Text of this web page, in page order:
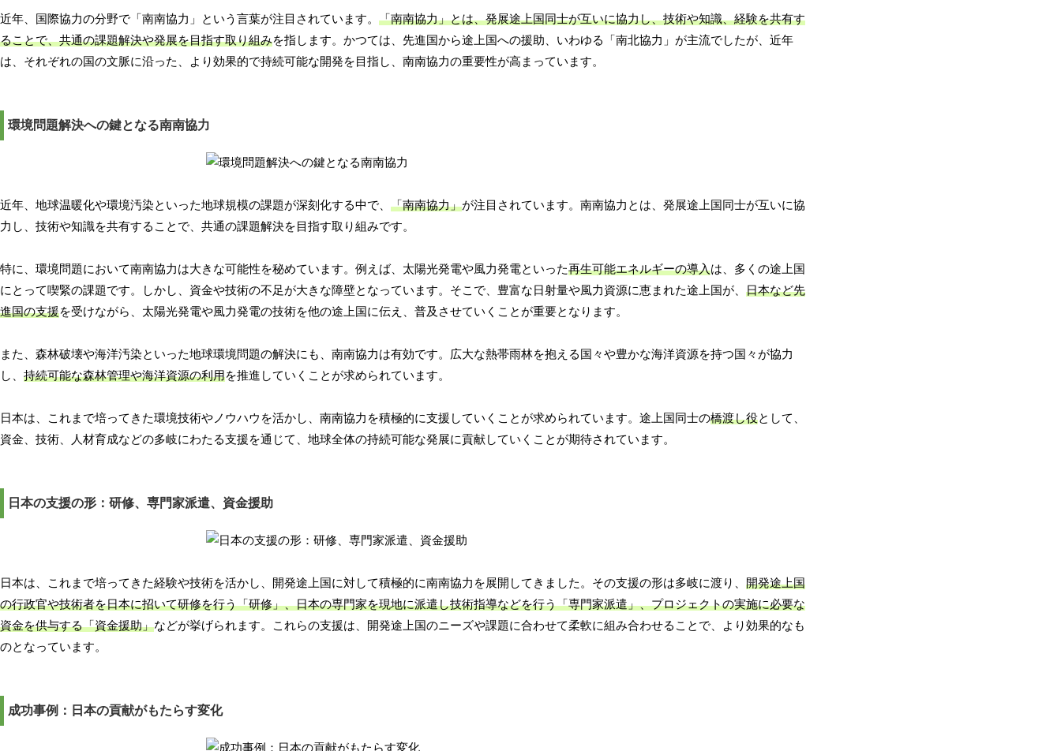
近年、国際協力の分野で「南南協力」という言葉が注目されています。 「南南協力」とは、発展途上国同士が互いに協力し、技術や知識、経験を共有す
ることで、共通の課題解決や発展を目指す取り組みを指します。かつては、先進国から途上国への援助、いわゆる「南北協力」が主流でしたが、近年
は、それぞれの国の文脈に沿った、より効果的で持続可能な開発を目指し、南南協力の重要性が高まっています。
環境問題解決への鍵となる南南協力
近年、地球温暖化や環境汚染といった地球規模の課題が深刻化する中で、 「南南協力」が注目されています。南南協力とは、発展途上国同士が互いに協
力し、技術や知識を共有することで、共通の課題解決を目指す取り組みです。
特に、環境問題において南南協力は大きな可能性を秘めています。例えば、太陽光発電や風力発電といった再生可能エネルギーの導入は、多くの途上国
にとって喫緊の課題です。しかし、資金や技術の不足が大きな障壁となっています。そこで、豊富な日射量や風力資源に恵まれた途上国が、 日本など先
進国の支援を受けながら、太陽光発電や風力発電の技術を他の途上国に伝え、普及させていくことが重要となります。
また、森林破壊や海洋汚染といった地球環境問題の解決にも、南南協力は有効です。広大な熱帯雨林を抱える国々や豊かな海洋資源を持つ国々が協力
し、 持続可能な森林管理や海洋資源の利用を推進していくことが求められています。
日本は、これまで培ってきた環境技術やノウハウを活かし、南南協力を積極的に支援していくことが求められています。途上国同士の橋渡し役として、
資金、技術、人材育成などの多岐にわたる支援を通じて、地球全体の持続可能な発展に貢献していくことが期待されています。
日本の支援の形：研修、専門家派遣、資金援助
日本は、これまで培ってきた経験や技術を活かし、開発途上国に対して積極的に南南協力を展開してきました。その支援の形は多岐に渡り、 開発途上国
の行政官や技術者を日本に招いて研修を行う「研修」、日本の専門家を現地に派遣し技術指導などを行う「専門家派遣」、プロジェクトの実施に必要な
資金を供与する「資金援助」などが挙げられます。これらの支援は、開発途上国のニーズや課題に合わせて柔軟に組み合わせることで、より効果的なも
のとなっています。
成功事例：日本の貢献がもたらす変化